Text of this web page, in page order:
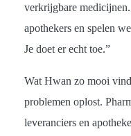
verkrijgbare
apothekers en spelen
Je doet er echt toe.”
Wat Hwan zo mooi
problemen oplost.
leveranciers en